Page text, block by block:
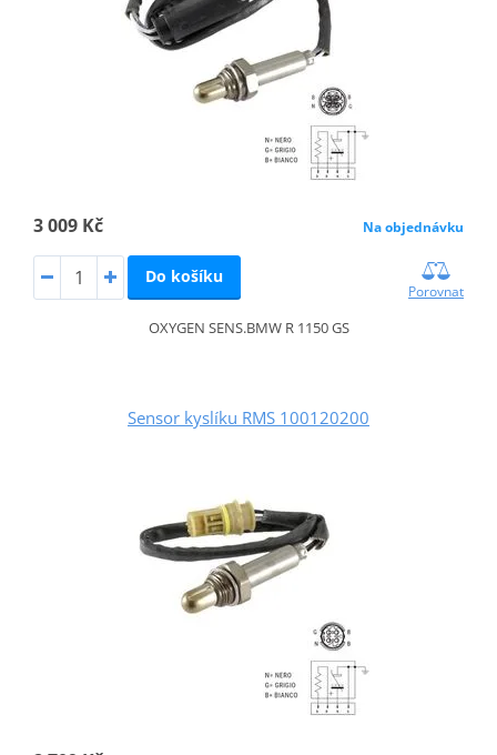
3 009 Kč Na objednávku
Do košíku
Porovnat
OXYGEN SENS.BMW R 1150 GS
Sensor kyslíku RMS 100120200